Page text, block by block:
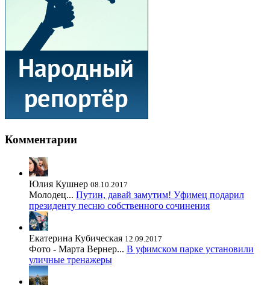
Комментарии
Юлия Кушнер 08.10.2017
Молодец... Путин, давай замутим! Уфимец подарил
президенту песню собственного сочинения
Екатерина Кубическая 12.09.2017
Фото - Марта Вернер... В уфимском парке установили
уличные тренажеры